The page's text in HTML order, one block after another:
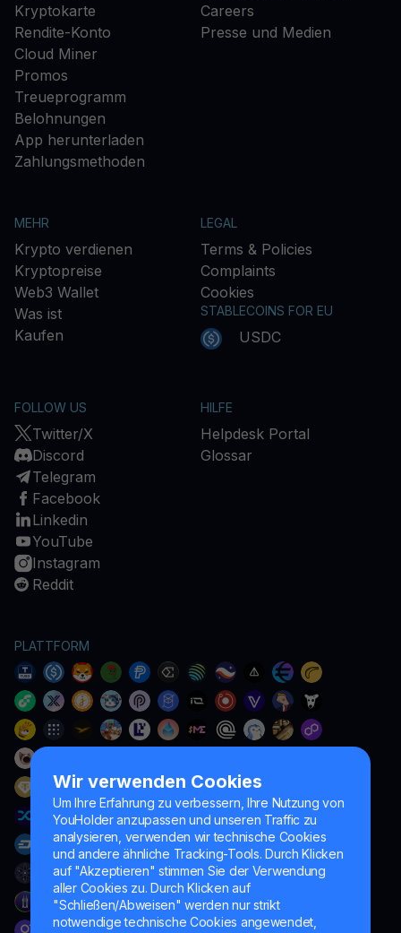
Wir verwenden Cookies
Um Ihre Erfahrung zu verbessern, Ihre Nutzung von
YouHolder anzupassen und unseren Traffic zu
analysieren, verwenden wir technische Cookies
und andere ähnliche Tracking-Tools. Durch Klicken
auf "Akzeptieren" stimmen Sie der Verwendung
aller Cookies zu. Durch Klicken auf
"Schließen/Abweisen" werden nur strikt
notwendige technische Cookies angewendet,
Kryptokarte
Rendite-Konto
Cloud Miner
Promos
Treueprogramm
Belohnungen
App herunterladen
Zahlungsmethoden
Careers
Presse und Medien
MEHR
Krypto verdienen
Kryptopreise
Web3 Wallet
Was ist
Kaufen
LEGAL
Terms & Policies
Complaints
Cookies
STABLECOINS FOR EU
USDC
FOLLOW US
Twitter/X
Discord
Telegram
Facebook
Linkedin
YouTube
Instagram
Reddit
HILFE
Helpdesk Portal
Glossar
PLATTFORM